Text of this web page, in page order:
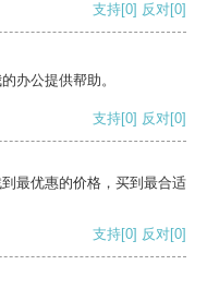
支持[0] 反对[0]
办公提供帮助。
支持[0] 反对[0]
最优惠的价格，买到最合适
支持[0] 反对[0]